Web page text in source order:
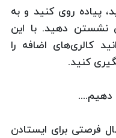
پیاده روی کنید و به
نشستن دهید. با این
کالری‌های اضافه را
کنید.
دهیم....
فرصتی برای ایستادن